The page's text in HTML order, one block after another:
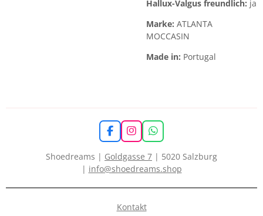
Hallux-Valgus freundlich: ja
Marke: ATLANTA
MOCCASIN
Made in: Portugal
F
a
c
e
b
o
I
n
s
t
a
r
m
W
h
a
s
p
Shoedreams | Goldgasse 7 | 5020 Salzburg
| info@shoedreams.shop
Kontakt